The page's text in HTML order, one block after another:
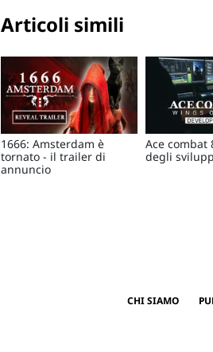
Articoli simili
1666: Amsterdam è
tornato - il trailer di
annuncio
Ace combat
degli
CHI SIAMO